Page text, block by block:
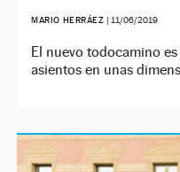
MARIO HERRÁEZ | 11/06/2019
El nuevo todocamino
asientos en unas